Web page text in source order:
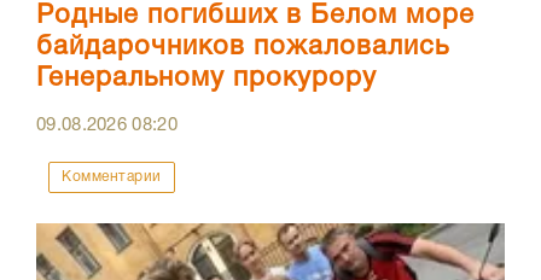
Родные погибших в Белом море
байдарочников пожаловались
Генеральному прокурору
09.08.202608:20
Комментарии